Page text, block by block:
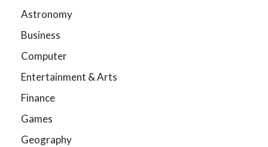
Astronomy
Business
Computer
Entertainment & Arts
Finance
Games
Geography